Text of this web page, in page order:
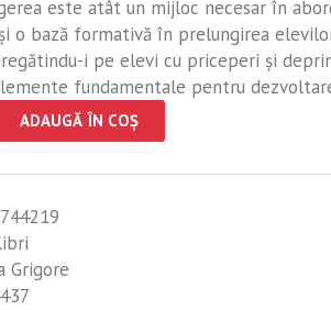
este atât un mijloc necesar în
o bază formativă în prelungirea
i pe elevi cu priceperi și
fundamentale pentru
ADAUGĂ ÎN COȘ
Grigore